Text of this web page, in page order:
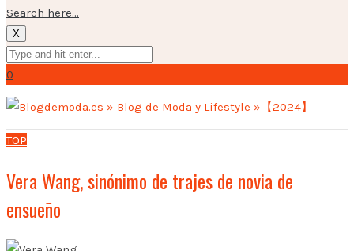
Search here...
X
0
TOP
Vera Wang, sinónimo de trajes de novia de
ensueño